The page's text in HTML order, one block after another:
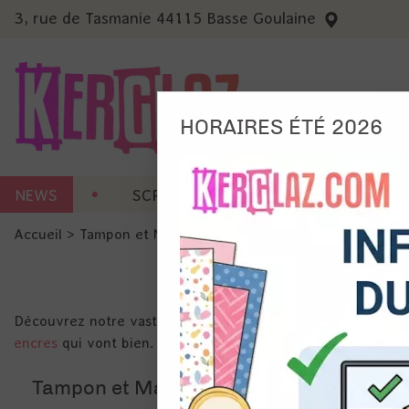
3, rue de Tasmanie 44115 Basse Goulaine
NEWS SCRAP CARTERIE MACHINES
Accueil > Tampon et Mask-Pochoir
Découvrez notre vaste gamme de tampons pour
encres qui vont bien.
Tampon et Mask-Pochoir
Ils
et du
précises
Si vous
de la
HORAIRES ÉTÉ 2026